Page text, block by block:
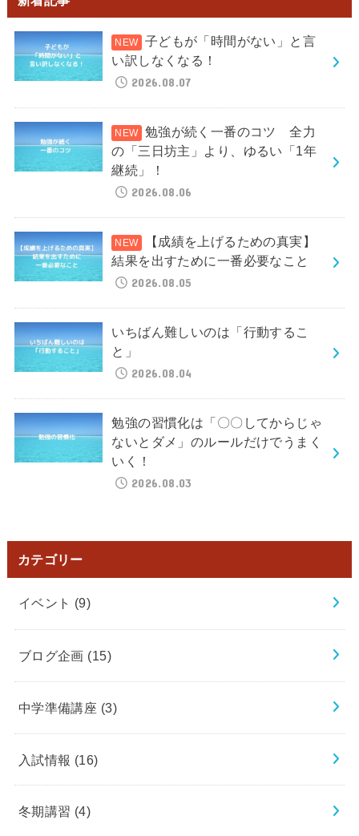
子どもが「時間がない」と言
い訳しなくなる！
2026.08.07
勉強が続く一番のコツ 全力
の「三日坊主」より、ゆるい「1年
継続」！
2026.08.06
【成績を上げるための真実】
結果を出すために一番必要なこと
2026.08.05
いちばん難しいのは「行動するこ
と」
2026.08.04
勉強の習慣化は「〇〇してからじゃ
ないとダメ」のルールだけでうまく
いく！
2026.08.03
カテゴリー
イベント (9)
ブログ企画 (15)
中学準備講座 (3)
入試情報 (16)
冬期講習 (4)